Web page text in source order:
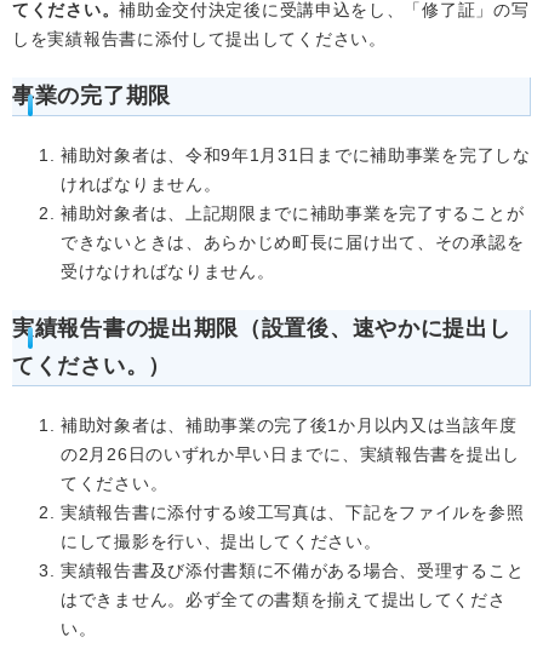
てください。補助金交付決定後に受講申込をし、「修了証」の写
しを実績報告書に添付して提出してください。
事業の完了期限
補助対象者は、令和9年1月31日までに補助事業を完了しな
ければなりません。
補助対象者は、上記期限までに補助事業を完了することが
できないときは、あらかじめ町長に届け出て、その承認を
受けなければなりません。
実績報告書の提出期限（設置後、速やかに提出し
てください。）
補助対象者は、補助事業の完了後1か月以内又は当該年度
の2月26日のいずれか早い日までに、実績報告書を提出し
てください。
実績報告書に添付する竣工写真は、下記をファイルを参照
にして撮影を行い、提出してください。
実績報告書及び添付書類に不備がある場合、受理すること
はできません。必ず全ての書類を揃えて提出してくださ
い。